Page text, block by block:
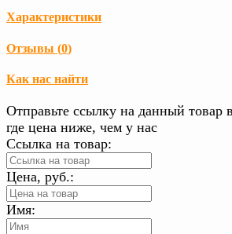
Характеристики
Отзывы (0)
Как нас найти
Отправьте ссылку на данный товар
где цена ниже, чем у нас
Ссылка на товар:
Цена, руб.:
Имя: